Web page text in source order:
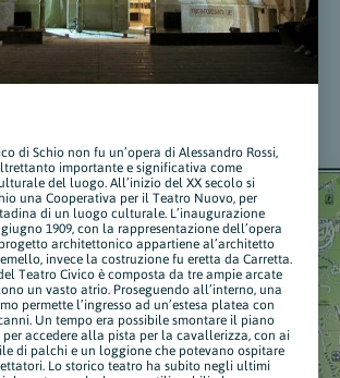
di Schio non fu un’opera di Alessandro Rossi,
importante e significativa come
del luogo. All’inizio del XX secolo si
una Cooperativa per il Teatro Nuovo, per
di un luogo culturale. L’inaugurazione
1909, con la rappresentazione dell’opera
architettonico appartiene al’architetto
invece la costruzione fu eretta da Carretta.
Teatro Civico è composta da tre ampie arcate
un vasto atrio. Proseguendo all’interno, una
permette l’ingresso ad un’estesa platea con
Un tempo era possibile smontare il piano
accedere alla pista per la cavallerizza, con ai
di palchi e un loggione che potevano ospitare
Lo storico teatro ha subito negli ultimi